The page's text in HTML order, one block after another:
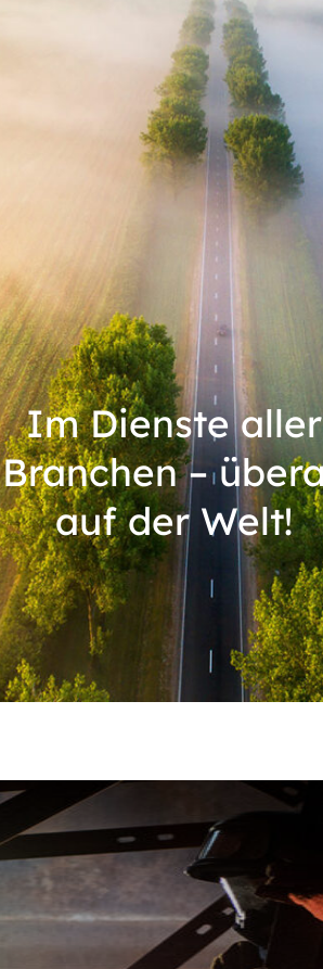
Im Dienste aller
Branchen –
auf der Welt!